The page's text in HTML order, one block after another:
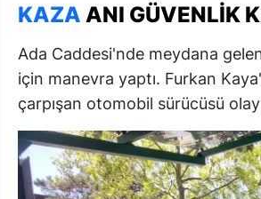
KAZA ANI GÜVENLIK
Ada Caddesi'nde meydana
için manevra yaptı. Furkan
çarpışan otomobil sürücüsü